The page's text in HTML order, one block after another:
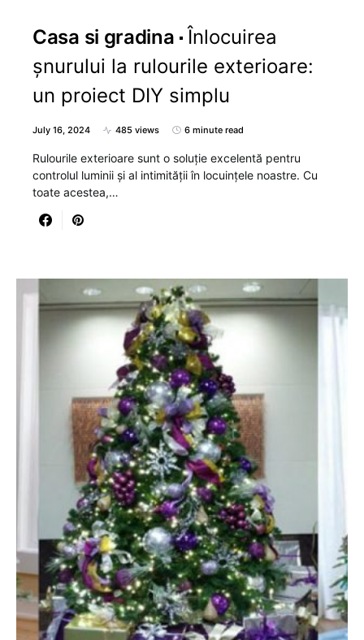
Casa si gradina
Înlocuirea
șnurului la rulourile exterioare:
un proiect DIY simplu
July 16, 2024 485 views 6 minute read
Rulourile exterioare sunt o soluție excelentă pentru
controlul luminii și al intimității în locuințele noastre. Cu
toate acestea,…